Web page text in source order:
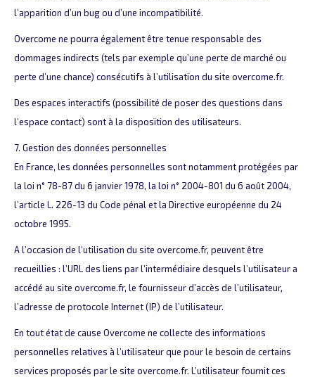
l’apparition d’un bug ou d’une incompatibilité.
Overcome ne pourra également être tenue responsable des
dommages indirects (tels par exemple qu’une perte de marché ou
perte d’une chance) consécutifs à l’utilisation du site overcome.fr.
Des espaces interactifs (possibilité de poser des questions dans
l’espace contact) sont à la disposition des utilisateurs.
7. Gestion des données personnelles
En France, les données personnelles sont notamment protégées par
la loi n° 78-87 du 6 janvier 1978, la loi n° 2004-801 du 6 août 2004,
l’article L. 226-13 du Code pénal et la Directive européenne du 24
octobre 1995.
A l’occasion de l’utilisation du site overcome.fr, peuvent être
recueillies : l’URL des liens par l’intermédiaire desquels l’utilisateur a
accédé au site overcome.fr, le fournisseur d’accès de l’utilisateur,
l’adresse de protocole Internet (IP) de l’utilisateur.
En tout état de cause Overcome ne collecte des informations
personnelles relatives à l’utilisateur que pour le besoin de certains
services proposés par le site overcome.fr. L’utilisateur fournit ces